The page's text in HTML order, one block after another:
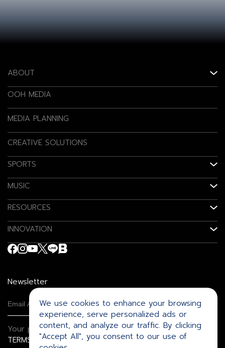
We use cookies to enhance your browsing
experience, serve personalized ads or
content, and analyze our traffic. By clicking
"Accept All", you consent to our use of
ABOUT
OOH MEDIA
MEDIA PLANNING
CREATIVE SOLUTIONS
SPORTS
MUSIC
RESOURCES
INNOVATION
Newsletter
Your privacy is important to us.
TERMS
PRIVACY POLICYCOOKIES POLICY